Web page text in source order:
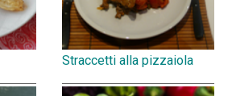
Straccetti alla pizzaiola